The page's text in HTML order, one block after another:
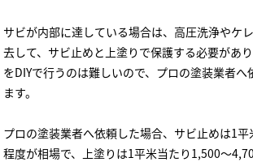
サビが内部に達している場合は、高圧洗浄やケ
去して、サビ止めと上塗りで保護する必要があ
をDIYで行うのは難しいので、プロの塗装業者へ
ます。
プロの塗装業者へ依頼した場合、サビ止めは1
程度が相場で、上塗りは1平米当たり1,500～